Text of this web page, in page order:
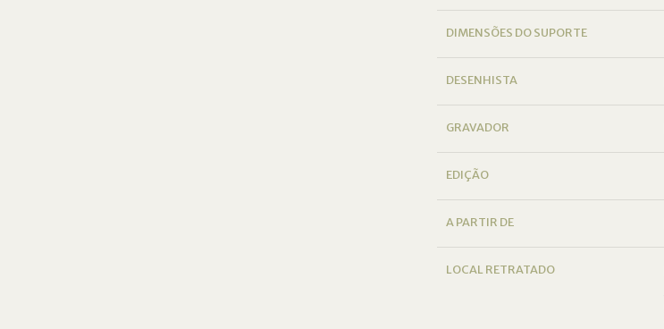
DIMENSÕES DO SUPORTE
DESENHISTA
GRAVADOR
EDIÇÃO
A PARTIR DE
LOCAL RETRATADO